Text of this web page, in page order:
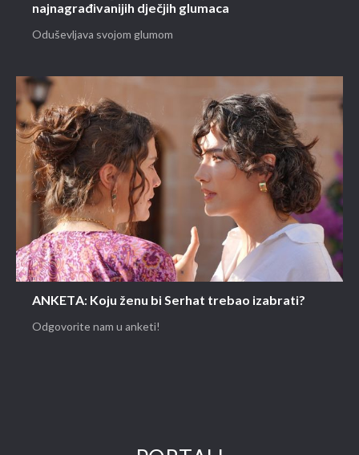
najnagrađivanijih dječjih glumaca
Oduševljava svojom glumom
ANKETA: Koju ženu bi Serhat trebao izabrati?
Odgovorite nam u anketi!